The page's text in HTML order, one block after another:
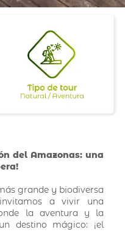
del Amazonas: una
grande y biodiversa
a vivir una
la aventura y la
destino mágico: ¡el